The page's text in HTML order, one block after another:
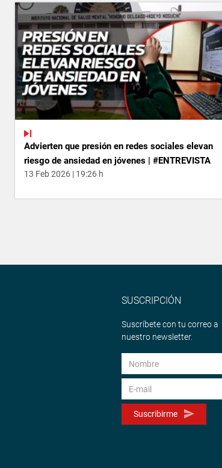
Advierten que presión en redes sociales elevan
riesgo de ansiedad en jóvenes | #ENTREVISTA
13 Feb 2026 | 19:26 h
SUSCRIPCIÓN
Suscríbete con tu correo a
nuestro newsletter.
Suscribirme